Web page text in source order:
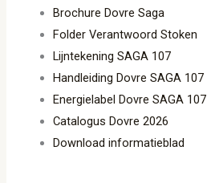
Brochure Dovre Saga
Folder Verantwoord Stoken
Lijntekening SAGA 107
Handleiding Dovre SAGA 107
Energielabel Dovre SAGA 107
Catalogus Dovre 2026
Download informatieblad